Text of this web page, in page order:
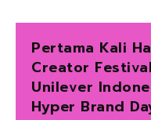
Pertama Kali
Creator
Unilever
Hyper Brand